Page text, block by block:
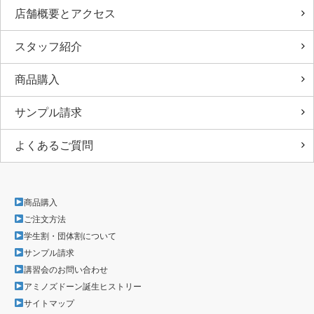
店舗概要とアクセス
スタッフ紹介
商品購入
サンプル請求
よくあるご質問
商品購入
ご注文方法
学生割・団体割について
サンプル請求
講習会のお問い合わせ
アミノズドーン誕生ヒストリー
サイトマップ